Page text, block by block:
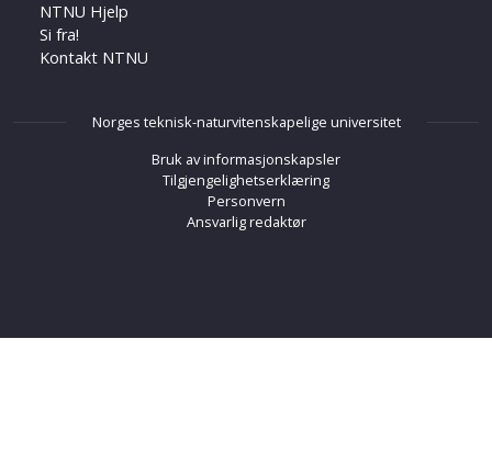
NTNU Hjelp
Si fra!
Kontakt NTNU
Norges teknisk-naturvitenskapelige universitet
Bruk av informasjonskapsler
Tilgjengelighetserklæring
Personvern
Ansvarlig redaktør